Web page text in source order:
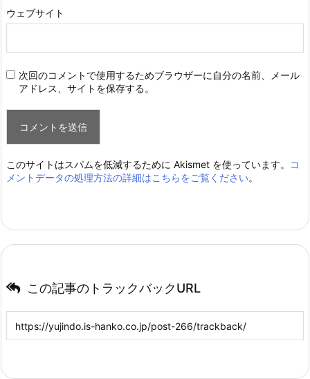
ウェブサイト
次回のコメントで使用するためブラウザーに自分の名前、メール
アドレス、サイトを保存する。
このサイトはスパムを低減するために Akismet を使っています。
コ
メントデータの処理方法の詳細はこちらをご覧ください。
この記事のトラックバックURL